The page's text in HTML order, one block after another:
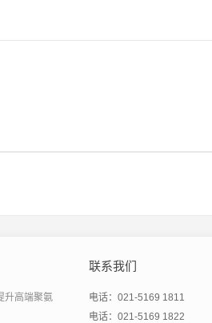
升高端聚氨
联系我们
电话：021-5169 1811
电话：021-5169 1822